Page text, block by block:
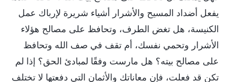
يفعل أضداد المسيح والأشرار أشياء شريرة لإرباك عمل
الكنيسة، هل تغض الطرف، وتحافظ على مصالح هؤلاء
الأشرار وتحمي نفسك، أم تقف في صف الله وتحافظ
على مصالح بيته؟ هل مارست وفقًا لمبادئ الحق؟ إذا لم
تكن قد فعلت، فإن معاناتك والأثمان التي دفعتها لا تختلف